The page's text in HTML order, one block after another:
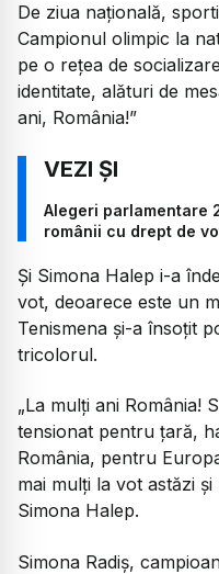
De ziua națională,
Campionul olimpic la
pe o rețea de
identitate, alături de
ani, România!”
Alegeri parlamentare
românii cu drept de
Și Simona Halep i-a
vot, deoarece este un
Tenismena și-a însoțit
tricolorul.
„La mulți ani România!
tensionat pentru țară,
România, pentru
mai mulți la vot astăzi și
Simona Halep.
Simona Radiș,